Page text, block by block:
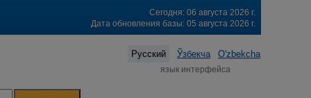
Сегодня: 06 августа 2026 г.
Дата обновления базы: 05 августа 2026 г.
Русский Ўзбекча O'zbekcha
язык интерфейса